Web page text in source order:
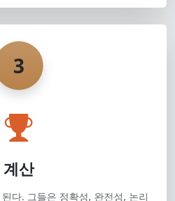
3
계산
다. 그들은 정확성, 완전성, 논리